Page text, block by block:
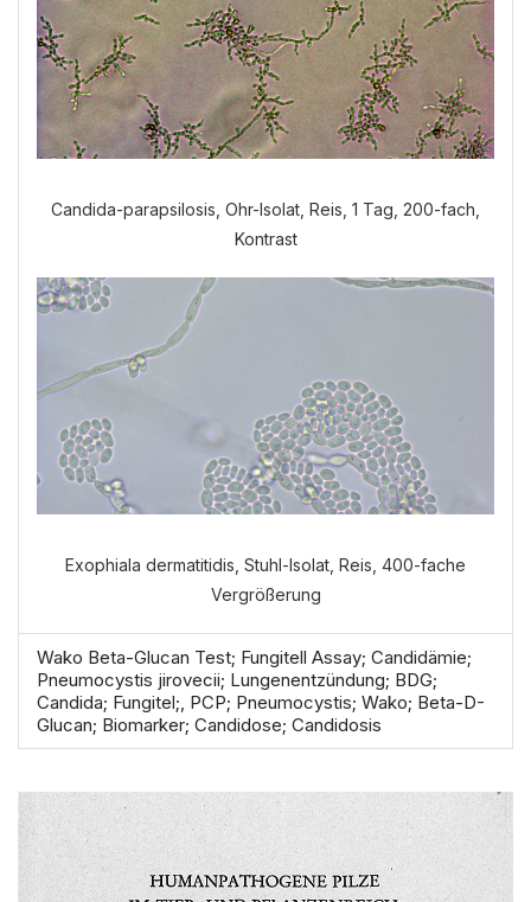
Candida-parapsilosis, Ohr-Isolat, Reis, 1 Tag, 200-fach,
Kontrast
Exophiala dermatitidis, Stuhl-Isolat, Reis, 400-fache
Vergrößerung
Wako Beta-Glucan Test; Fungitell Assay; Candidämie;
Pneumocystis jirovecii; Lungenentzündung; BDG;
Candida; Fungitel;, PCP; Pneumocystis; Wako; Beta-D-
Glucan; Biomarker; Candidose; Candidosis
Welche Anamnese möchten Sie
durchführen?
VERDAUUNGSANAMNESE
NORMALE ANAMNESE